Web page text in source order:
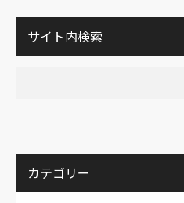
サイト内検索
カテゴリー